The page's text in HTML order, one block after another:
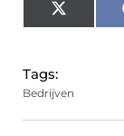
X
(Twitter)
Tags:
Bedrijven